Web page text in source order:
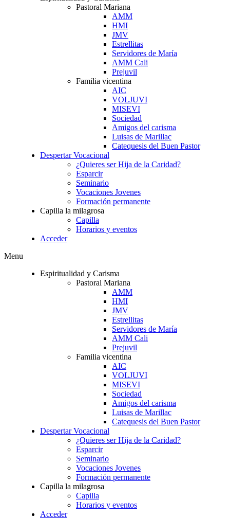
Pastoral Mariana
AMM
HMI
JMV
Estrellitas
Servidores de María
AMM Cali
Prejuvil
Familia vicentina
AIC
VOLJUVI
MISEVI
Sociedad
Amigos del carisma
Luisas de Marillac
Catequesis del Buen Pastor
Despertar Vocacional
¿Quieres ser Hija de la Caridad?
Esparcir
Seminario
Vocaciones Jovenes
Formación permanente
Capilla la milagrosa
Capilla
Horarios y eventos
Acceder
Menu
Espiritualidad y Carisma
Pastoral Mariana
AMM
HMI
JMV
Estrellitas
Servidores de María
AMM Cali
Prejuvil
Familia vicentina
AIC
VOLJUVI
MISEVI
Sociedad
Amigos del carisma
Luisas de Marillac
Catequesis del Buen Pastor
Despertar Vocacional
¿Quieres ser Hija de la Caridad?
Esparcir
Seminario
Vocaciones Jovenes
Formación permanente
Capilla la milagrosa
Capilla
Horarios y eventos
Acceder